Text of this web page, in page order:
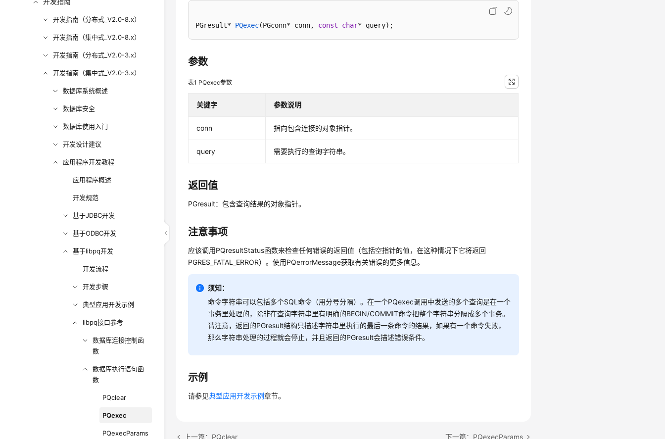
开发指南（分布式_V2.0-8.x）
开发指南（集中式_V2.0-8.x）
开发指南（分布式_V2.0-3.x）
开发指南（集中式_V2.0-3.x）
数据库系统概述
数据库安全
数据库使用入门
开发设计建议
应用程序开发教程
应用程序概述
开发规范
基于JDBC开发
基于ODBC开发
基于libpq开发
开发流程
开发步骤
典型应用开发示例
libpq接口参考
数据库连接控制函
数
数据库执行语句函
数
PQclear
PQexec
PQexecParams
PGresult* PQexec(PGconn* conn, const char* query) ;
参数
表1 PQexec参数
关键字 参数说明
conn 指向包含连接的对象指针。
query 需要执行的查询字符串。
返回值
PGresult：包含查询结果的对象指针。
注意事项
应该调用PQresultStatus函数来检查任何错误的返回值（包括空指针的值，在这种情况下它将返回
PGRES_FATAL_ERROR）。使用PQerrorMessage获取有关错误的更多信息。
须知：
命令字符串可以包括多个SQL命令（用分号分隔）。在一个PQexec调用中发送的多个查询是在一个
事务里处理的，除非在查询字符串里有明确的BEGIN/COMMIT命令把整个字符串分隔成多个事务。
请注意，返回的PGresult结构只描述字符串里执行的最后一条命令的结果，如果有一个命令失败，
那么字符串处理的过程就会停止，并且返回的PGresult会描述错误条件。
示例
请参见典型应用开发示例章节。
上一篇：PQclear 下一篇：PQexecParams